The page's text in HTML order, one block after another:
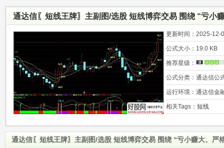
通达信〖短线王牌〗主副图/选股 短线博弈交易 围绕 “亏小
设计
更新时间： 2025-12-
公式大小： 19.0 KB
推荐星级：
公式分类： 通达信公
运行环境： 通达信金
相关Tags： 短线
通达信〖短线王牌〗主副图/选股 短线博弈交易 围绕 “亏小赚大、严